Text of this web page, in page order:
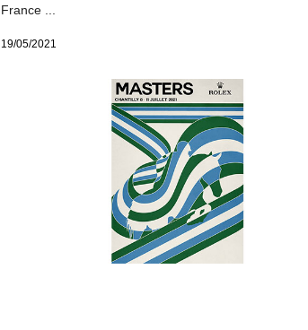
France ...
19/05/2021